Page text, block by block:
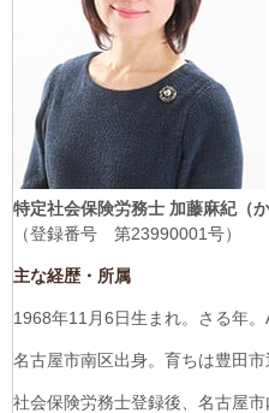
特定社会保険労務士 加藤麻紀（
（登録番号 第23990001号）
主な経歴・所属
1968年11月6日生まれ。さる年。
名古屋市南区出身。育ちは豊田市
社会保険労務士登録後、名古屋